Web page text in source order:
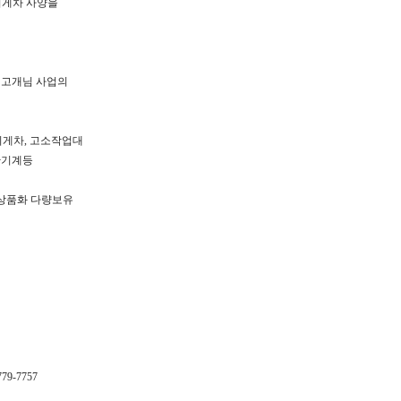
차 사양을
개님 사업의
차, 고소작업대
계등
품화 다량보유
7757